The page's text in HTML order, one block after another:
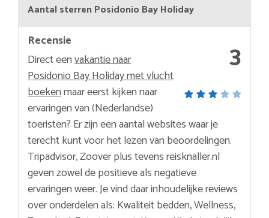
Aantal sterren Posidonio Bay Holiday
3
Recensie
Direct eenvakantie naar
Posidonio Bay Holiday met vlucht
boekenmaar eerst kijken naar
ervaringen van (Nederlandse)
toeristen? Er zijn een aantal websites waar je
terecht kunt voor het lezen van beoordelingen.
Tripadvisor, Zoover plus tevens reisknaller.nl
geven zowel de positieve als negatieve
ervaringen weer. Je vind daar inhoudelijke reviews
over onderdelen als: Kwaliteit bedden, Wellness,